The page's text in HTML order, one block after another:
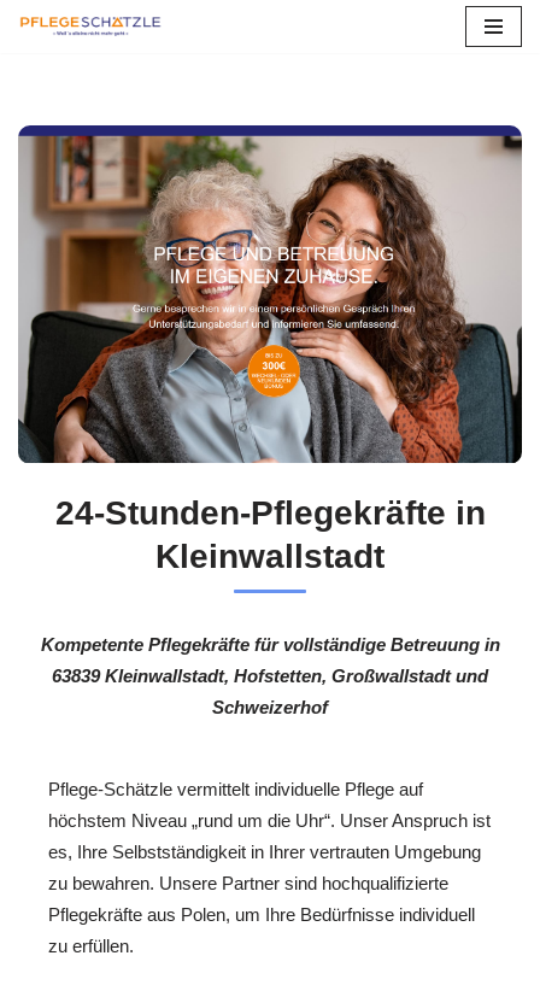
springen
24-Stunden-Pflegekräfte in
Kleinwallstadt
Kompetente Pflegekräfte für vollständige Betreuung in
63839 Kleinwallstadt, Hofstetten, Großwallstadt und
Schweizerhof
Pflege-Schätzle vermittelt individuelle Pflege auf
höchstem Niveau „rund um die Uhr“. Unser Anspruch ist
es, Ihre Selbstständigkeit in Ihrer vertrauten Umgebung
zu bewahren. Unsere Partner sind hochqualifizierte
Pflegekräfte aus Polen, um Ihre Bedürfnisse individuell
zu erfüllen.